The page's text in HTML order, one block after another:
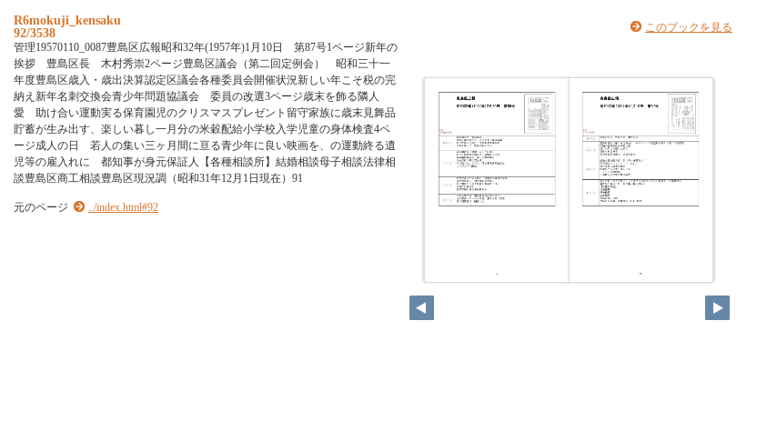
R6mokuji_kensaku
92/3538
管理19570110_0087豊島区広報昭和32年(1957年)1月10日 第87号1ページ新年の
挨拶 豊島区長 木村秀崇2ページ豊島区議会（第二回定例会） 昭和三十一
年度豊島区歳入・歳出決算認定区議会各種委員会開催状況新しい年こそ税の完
納え新年名刺交換会青少年問題協議会 委員の改選3ページ歳末を飾る隣人
愛 助け合い運動実る保育園児のクリスマスプレゼント留守家族に歳末見舞品
貯蓄が生み出す、楽しい暮し一月分の米穀配給小学校入学児童の身体検査4ペ
ージ成人の日 若人の集い三ヶ月間に亘る青少年に良い映画を、の運動終る遺
児等の雇入れに 都知事が身元保証人【各種相談所】結婚相談母子相談法律相
談豊島区商工相談豊島区現況調（昭和31年12月1日現在）91
元のページ ../index.html#92
このブックを見る